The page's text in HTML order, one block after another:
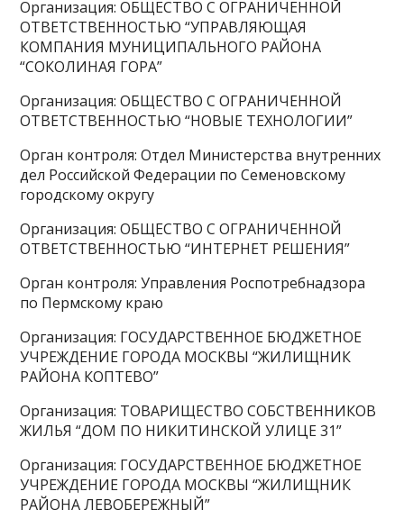
Организация: ОБЩЕСТВО С ОГРАНИЧЕННОЙ
ОТВЕТСТВЕННОСТЬЮ “УПРАВЛЯЮЩАЯ
КОМПАНИЯ МУНИЦИПАЛЬНОГО РАЙОНА
“СОКОЛИНАЯ ГОРА”
Организация: ОБЩЕСТВО С ОГРАНИЧЕННОЙ
ОТВЕТСТВЕННОСТЬЮ “НОВЫЕ ТЕХНОЛОГИИ”
Орган контроля: Отдел Министерства внутренних
дел Российской Федерации по Семеновскому
городскому округу
Организация: ОБЩЕСТВО С ОГРАНИЧЕННОЙ
ОТВЕТСТВЕННОСТЬЮ “ИНТЕРНЕТ РЕШЕНИЯ”
Орган контроля: Управления Роспотребнадзора
по Пермскому краю
Организация: ГОСУДАРСТВЕННОЕ БЮДЖЕТНОЕ
УЧРЕЖДЕНИЕ ГОРОДА МОСКВЫ “ЖИЛИЩНИК
РАЙОНА КОПТЕВО”
Организация: ТОВАРИЩЕСТВО СОБСТВЕННИКОВ
ЖИЛЬЯ “ДОМ ПО НИКИТИНСКОЙ УЛИЦЕ 31”
Организация: ГОСУДАРСТВЕННОЕ БЮДЖЕТНОЕ
УЧРЕЖДЕНИЕ ГОРОДА МОСКВЫ “ЖИЛИЩНИК
РАЙОНА ЛЕВОБЕРЕЖНЫЙ”